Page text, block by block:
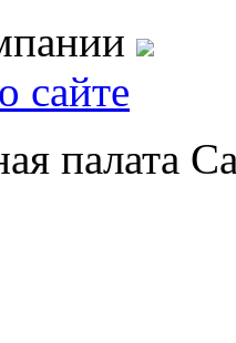
сайте
палата